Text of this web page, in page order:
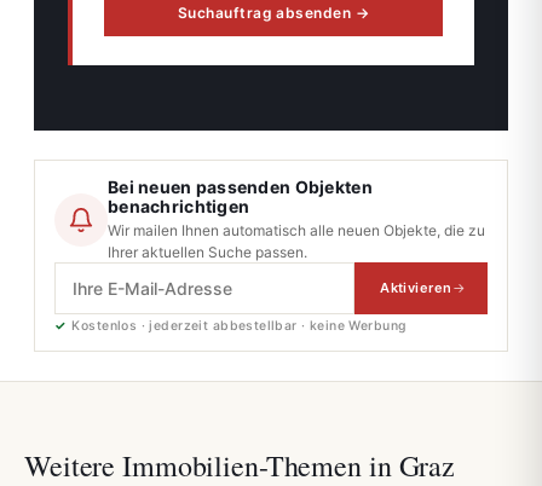
Suchauftrag absenden →
Bei neuen passenden Objekten
benachrichtigen
Wir mailen Ihnen automatisch alle neuen Objekte, die zu
Ihrer aktuellen Suche passen.
Aktivieren
✓ Kostenlos · jederzeit abbestellbar · keine Werbung
Weitere Immobilien-Themen in Graz